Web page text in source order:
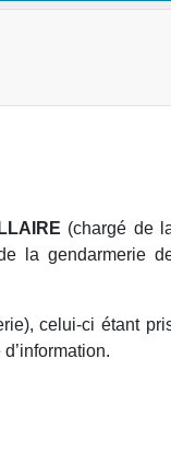
(chargé de
la gendarmerie
celui-ci étant